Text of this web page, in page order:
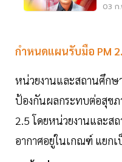
03 ก
กำหนดแผนรับมือ PM
หน่วยงานและสถานศึกษ
ป้องกันผลกระทบต่อสุขภ
2.5 โดยหน่วยงานและ
อากาศอยู่ในเกณฑ์ แยก